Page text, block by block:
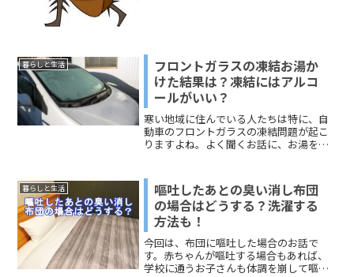
暮らしと生活
フロントガラスの凍結お湯か
けた結果は？凍結にはアルコ
ールがいい？
寒い地域に住んでいる人たちは特に、自
動車のフロントガラスの凍結問題が起こ
りますよね。よく聞くお話に、お湯をか
いうお話もあります。それは、どういう
ことなのか？今回はフロント...
暮らしと生活
嘔吐したあとの臭い消し布団
の場合はどうする？洗濯する
方法も！
今回は、布団に嘔吐した場合のお話で
す。赤ちゃんが嘔吐する場合もあれば、
学校に通うお子さんも体調を崩して嘔吐